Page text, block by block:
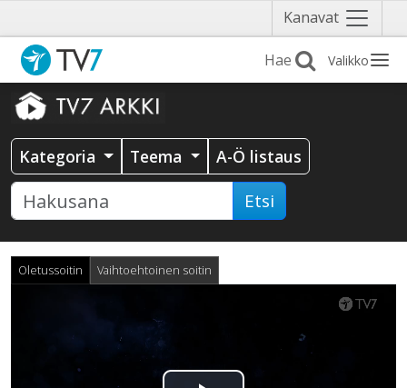
Kanavat Näytä
valikko
Valikko
Kategoria Teema A-Ö listaus
Etsi
Oletussoitin Vaihtoehtoinen soitin